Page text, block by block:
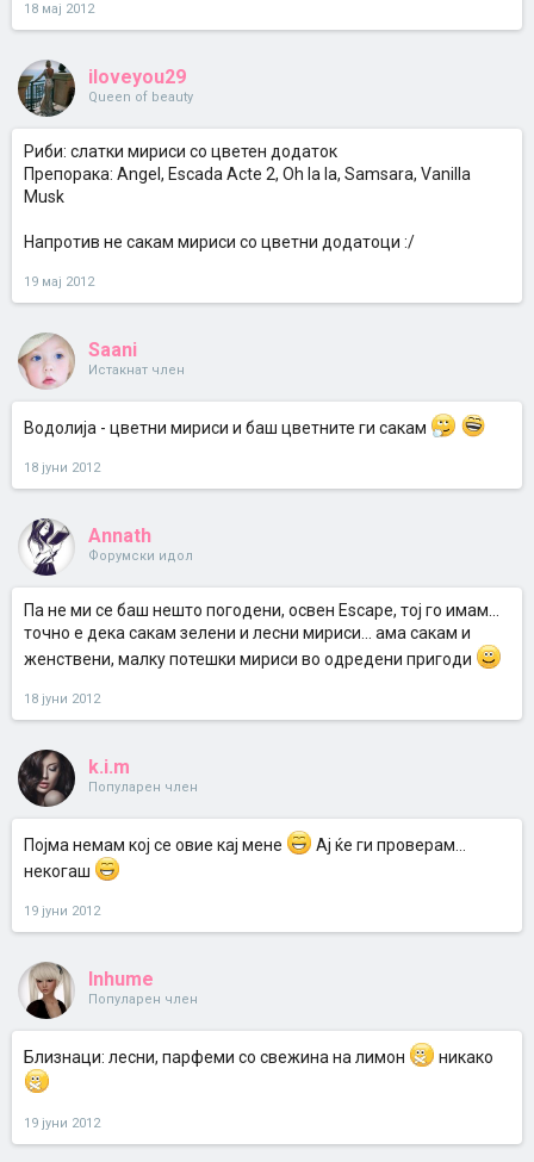
18 мај 2012
iloveyou29
Queen of beauty
Риби: слатки мириси со цветен додаток
Препорака: Angel, Escada Acte 2, Oh la la, Samsara, Vanilla
Musk
Напротив не сакам мириси со цветни додатоци :/
19 мај 2012
Saani
Истакнат член
Водолија - цветни мириси и баш цветните ги сакам
18 јуни 2012
Annath
Форумски идол
Па не ми се баш нешто погодени, освен Escape, тој го имам...
точно е дека сакам зелени и лесни мириси... ама сакам и
женствени, малку потешки мириси во одредени пригоди
18 јуни 2012
k.i.m
Популарен член
Појма немам кој се овие кај мене
Ај ќе ги проверам...
некогаш
19 јуни 2012
Inhume
Популарен член
Близнаци: лесни, парфеми со свежина на лимон никако
19 јуни 2012